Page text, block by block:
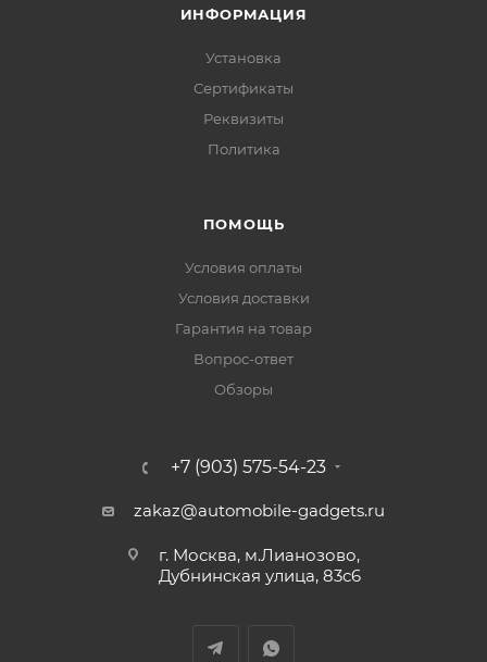
ИНФОРМАЦИЯ
Установка
Сертификаты
Реквизиты
Политика
ПОМОЩЬ
Условия оплаты
Условия доставки
Гарантия на товар
Вопрос-ответ
Обзоры
+7 (903) 575-54-23
zakaz@automobile-gadgets.ru
г. Москва, м.Лианозово,
Дубнинская улица, 83с6